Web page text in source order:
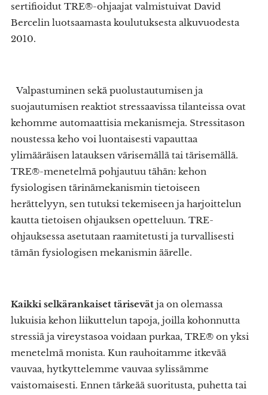
sertifioidut TRE®-ohjaajat valmistuivat David
Bercelin luotsaamasta koulutuksesta alkuvuodesta
2010.
Valpastuminen sekä puolustautumisen ja
suojautumisen reaktiot stressaavissa tilanteissa ovat
kehomme automaattisia mekanismeja. Stressitason
noustessa keho voi luontaisesti vapauttaa
ylimääräisen latauksen värisemällä tai tärisemällä.
TRE®-menetelmä pohjautuu tähän: kehon
fysiologisen tärinämekanismin tietoiseen
herättelyyn, sen tutuksi tekemiseen ja harjoittelun
kautta tietoisen ohjauksen opetteluun. TRE-
ohjauksessa asetutaan raamitetusti ja turvallisesti
tämän fysiologisen mekanismin äärelle.
Kaikki selkärankaiset tärisevät ja on olemassa
lukuisia kehon liikuttelun tapoja, joilla kohonnutta
stressiä ja vireystasoa voidaan purkaa, TRE® on yksi
menetelmä monista. Kun rauhoitamme itkevää
vauvaa, hytkyttelemme vauvaa sylissämme
vaistomaisesti. Ennen tärkeää suoritusta, puhetta tai